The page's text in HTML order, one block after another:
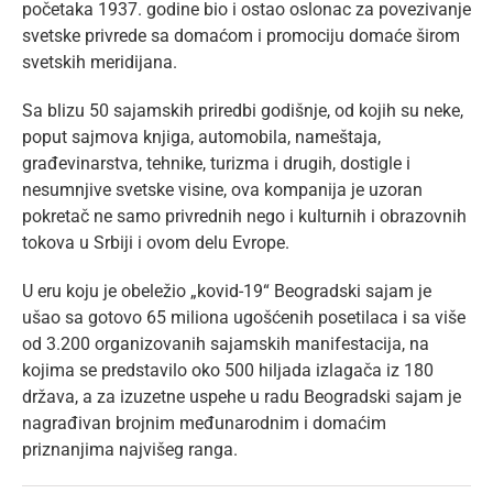
početaka 1937. godine bio i ostao oslonac za povezivanje
svetske privrede sa domaćom i promociju domaće širom
svetskih meridijana.
Sa blizu 50 sajamskih priredbi godišnje, od kojih su neke,
poput sajmova knjiga, automobila, nameštaja,
građevinarstva, tehnike, turizma i drugih, dostigle i
nesumnjive svetske visine, ova kompanija je uzoran
pokretač ne samo privrednih nego i kulturnih i obrazovnih
tokova u Srbiji i ovom delu Evrope.
U eru koju je obeležio „kovid-19“ Beogradski sajam je
ušao sa gotovo 65 miliona ugošćenih posetilaca i sa više
od 3.200 organizovanih sajamskih manifestacija, na
kojima se predstavilo oko 500 hiljada izlagača iz 180
država, а za izuzetne uspehe u radu Beogradski sajam je
nagrađivan brojnim međunarodnim i domaćim
priznanjima najvišeg ranga.